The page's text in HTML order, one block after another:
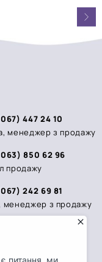
447 24 10
менеджер з продажу
850 62 96
продажу
242 69 81
менеджер з продажу